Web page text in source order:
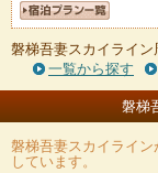
磐梯吾妻スカイライン
一覧から探す
磐梯
磐梯吾妻スカイライン
しています。